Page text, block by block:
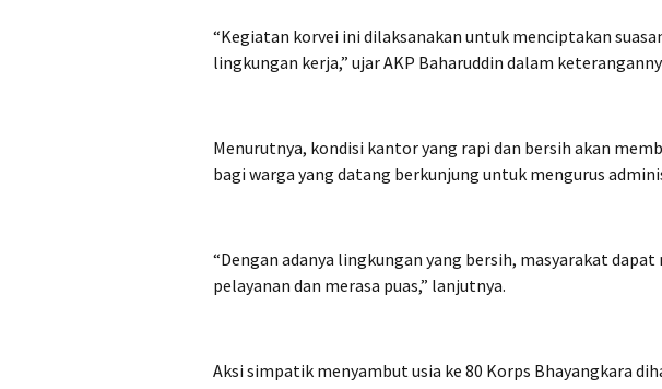
“Kegiatan korvei ini dilaksanakan untuk menciptakan
lingkungan kerja,” ujar AKP Baharuddin dalam
Menurutnya, kondisi kantor yang rapi dan bersih akan
bagi warga yang datang berkunjung untuk mengurus
“Dengan adanya lingkungan yang bersih, masyarakat
pelayanan dan merasa puas,” lanjutnya.
Aksi simpatik menyambut usia ke 80 Korps Bhayangkara